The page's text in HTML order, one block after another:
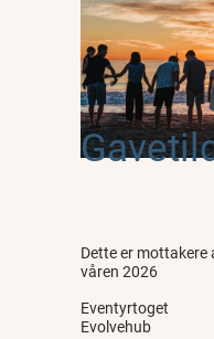
Dette er
våren 2026
Eventyrtoget
Evolvehub